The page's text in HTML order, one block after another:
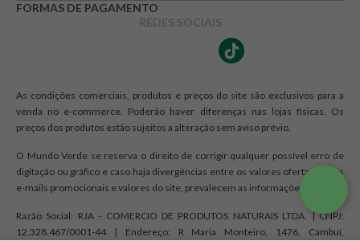
FORMAS DE PAGAMENTO
REDES SOCIAIS
As condições comerciais, produtos e preços do site são exclusivos para a
venda no e-commerce. Poderão haver diferenças nas lojas físicas. Os
preços dos produtos estão sujeitos a alteração sem aviso prévio.
O Mundo Verde se reserva o direito de corrigir qualquer possível erro de
digitação ou gráfico e caso haja divergências entre os valores ofertados nos
e-mails promocionais e valores do site, prevalecem as informações do site.
Razão Social: RJA - COMERCIO DE PRODUTOS NATURAIS LTDA. | CNPJ:
12.328.467/0001-44 | Endereço: R Maria Monteiro, 1476, Cambuí,